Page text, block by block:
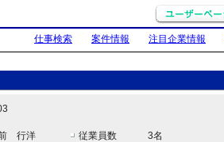
仕事検索 案件情報 注目企業情報
行洋 従業員数 3名